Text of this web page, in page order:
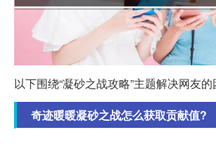
以下围绕“凝砂之战攻略”主题解决网友
奇迹暖暖凝砂之战怎么获取贡献值?